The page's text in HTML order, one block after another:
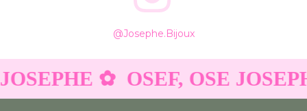
@josephe.bijoux
✿ OSEF, OSE